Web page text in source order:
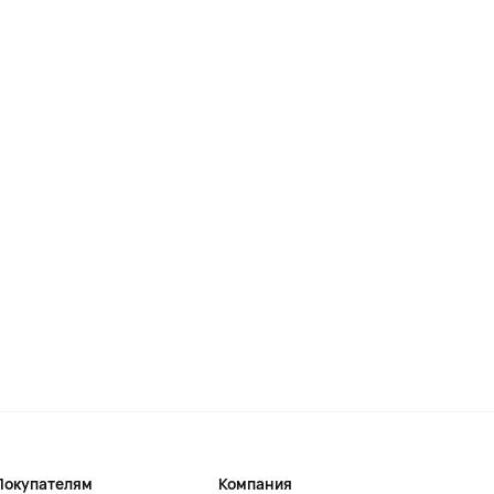
Компания